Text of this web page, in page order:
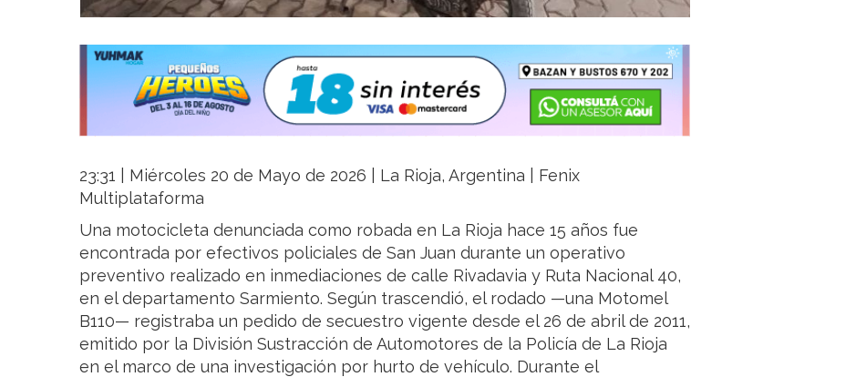
23:31 | Miércoles 20 de Mayo de 2026 | La Rioja, Argentina | Fenix
Multiplataforma
Una motocicleta denunciada como robada en La Rioja hace 15 años fue
encontrada por efectivos policiales de San Juan durante un operativo
preventivo realizado en inmediaciones de calle Rivadavia y Ruta Nacional 40,
en el departamento Sarmiento. Según trascendió, el rodado —una Motomel
B110— registraba un pedido de secuestro vigente desde el 26 de abril de 2011,
emitido por la División Sustracción de Automotores de la Policía de La Rioja
en el marco de una investigación por hurto de vehículo. Durante el